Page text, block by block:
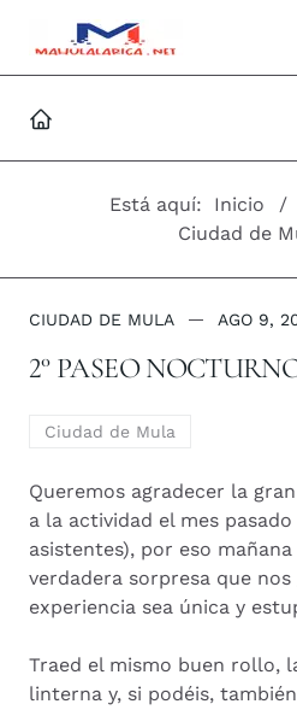
Está aquí: Inicio
Ciudad de
CIUDAD DE MULA AGO 9,
2° PASEO
Ciudad de Mula
Queremos agradecer la
a la actividad el mes
asistentes), por eso
verdadera sorpresa que
experiencia sea única y
Traed el mismo buen rollo,
linterna y, si podéis,